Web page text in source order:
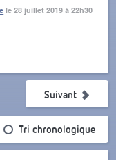
le 28 juillet 2019 à 22h30
Tri chronologique
Suivant